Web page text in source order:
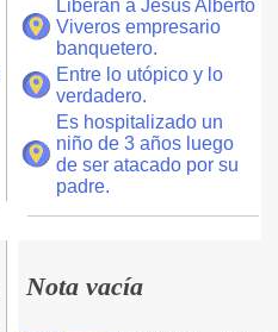
Liberan a Jesús Alberto
Viveros empresario
banquetero.
Entre lo utópico y lo
verdadero.
Es hospitalizado un
niño de 3 años luego
de ser atacado por su
padre.
Nota vacía